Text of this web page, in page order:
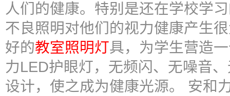
人们的健康。特别是还在学校学
不良照明对他们的视力健康产生
好的教室照明灯具，为学生营造
力LED护眼灯，无频闪、无噪音
设计，使之成为健康光源。 安和